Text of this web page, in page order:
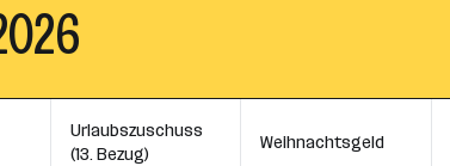
Urlaubszuschuss
(13. Bezug)
Weihnachtsgeld